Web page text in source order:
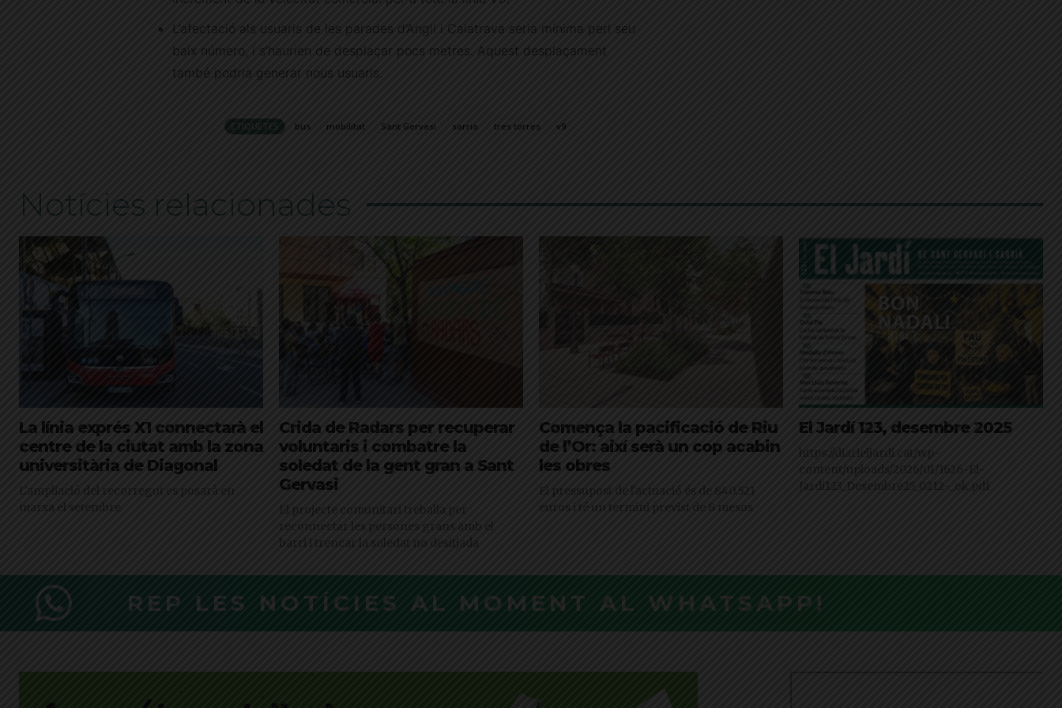
L’afectació als usuaris de les parades d’Anglí i Calatrava seria mínima perl seu
baix número, i s’haurien de desplaçar pocs metres. Aquest desplaçament
també podria generar nous usuaris.
ETIQUETES bus mobilitat Sant Gervasi sarria tres torres v9
Notícies relacionades
La línia exprés X1 connectarà el
centre de la ciutat amb la zona
universitària de Diagonal
L'ampliació del recorregut es posarà en
marxa el setembre
Crida de Radars per recuperar
voluntaris i combatre la
soledat de la gent gran a Sant
Gervasi
El projecte comunitari treballa per
reconnectar les persones grans amb el
barri i trencar la soledat no desitjada
Comença la pacificació de Riu
de l’Or: així serà un cop acabin
les obres
El pressupost de l'actuació és de 840.521
euros i té un termini previst de 8 mesos
El Jardí 123, desembre 2025
https://diarieljardi.cat/wp-
content/uploads/2026/01/1626-El-
Jardi123_Desembre25_0212-_ok.pdf
REP LES NOTÍCIES AL MOMENT AL WHATSAPP!